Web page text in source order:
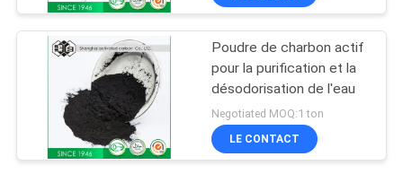
Charbon actif
imbibé
21
Poudre de charbon actif
pour la purification et la
désodorisation de l'eau
Negotiated MOQ:1 ton
LE CONTACT